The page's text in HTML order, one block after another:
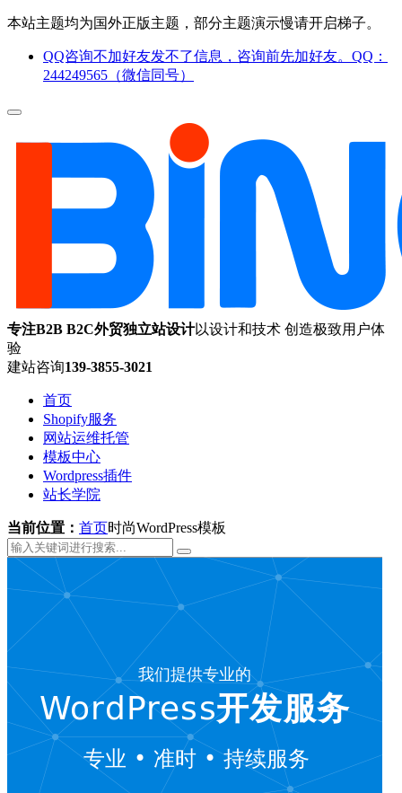
本站主题均为国外正版主题，部分主题演示慢请开启梯子。
QQ咨询不加好友发不了信息，咨询前先加好友。QQ：
244249565（微信同号）
专注B2B B2C外贸独立站设计以设计和技术 创造极致用户体
验
建站咨询139-3855-3021
首页
Shopify服务
网站运维托管
模板中心
Wordpress插件
站长学院
当前位置： 首页时尚WordPress模板